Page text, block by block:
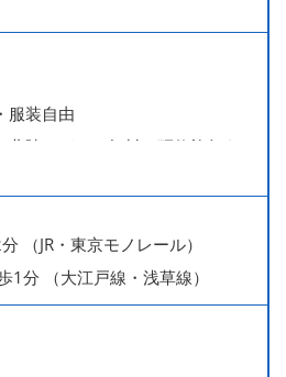
服装自由
北陸などへの無料の研修旅行あり
い食 あり
（JR・東京モノレール）
1分 （大江戸線・浅草線）